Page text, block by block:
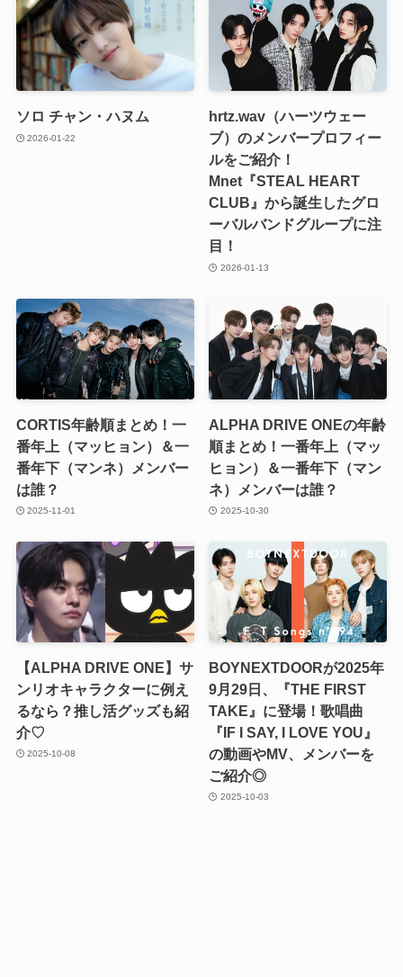
ソロ チャン・ハヌム
2026-01-22
hrtz.wav（ハーツウェー
ブ）のメンバープロフィー
ルをご紹介！
Mnet『STEAL HEART
CLUB』から誕生したグロ
ーバルバンドグループに注
目！
2026-01-13
CORTIS年齢順まとめ！一
番年上（マッヒョン）＆一
番年下（マンネ）メンバー
は誰？
2025-11-01
ALPHA DRIVE ONEの年齢
順まとめ！一番年上（マッ
ヒョン）＆一番年下（マン
ネ）メンバーは誰？
2025-10-30
【ALPHA DRIVE ONE】サ
ンリオキャラクターに例え
るなら？推し活グッズも紹
介♡
2025-10-08
BOYNEXTDOORが2025年
9月29日、『THE FIRST
TAKE』に登場！歌唱曲
『IF I SAY, I LOVE YOU』
の動画やMV、メンバーを
ご紹介◎
2025-10-03